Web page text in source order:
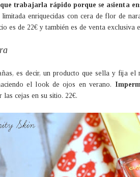
trabajarla rápido porque se asienta
enriquecidas con cera de flor de
es de 22€ y también es de venta exclusiva
es decir, un producto que sella y fija
el look de ojos en verano.
cejas en su sitio. 22€.